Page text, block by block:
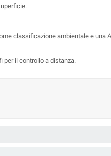
classificazione ambientale e una
per il controllo a distanza.